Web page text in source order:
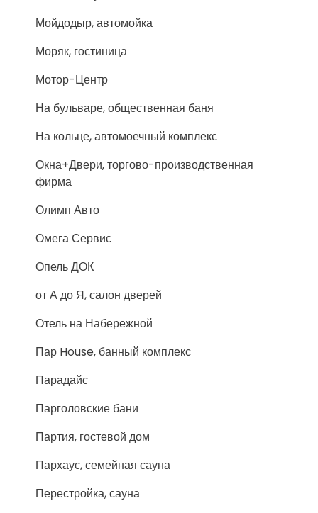
Мойдодыр, автомойка
Моряк, гостиница
Мотор-Центр
На бульваре, общественная баня
На кольце, автомоечный комплекс
Окна+Двери, торгово-производственная
фирма
Олимп Авто
Омега Сервис
Опель ДОК
от А до Я, салон дверей
Отель на Набережной
Пар House, банный комплекс
Парадайс
Парголовские бани
Партия, гостевой дом
Пархаус, семейная сауна
Перестройка, сауна